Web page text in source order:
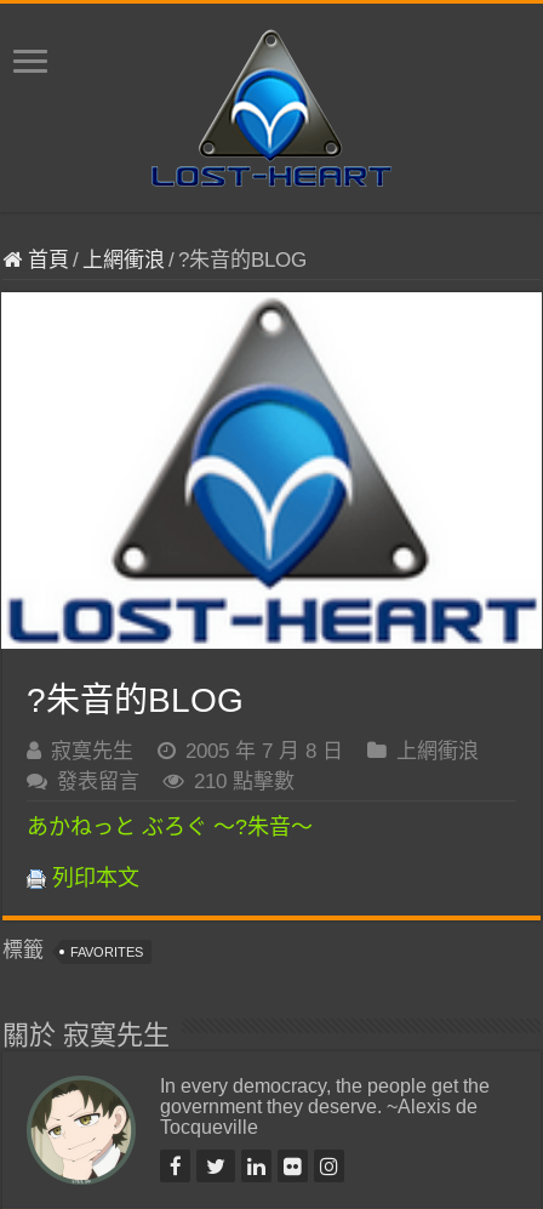
首頁 / 上網衝浪 / ?朱音的BLOG
?朱音的BLOG
寂寞先生 2005 年 7 月 8 日
上網衝浪
發表留言
210 點擊數
あかねっと ぶろぐ ～?朱音～
列印本文
標籤 FAVORITES
關於 寂寞先生
In every democracy, the people get the
government they deserve. ~Alexis de
Tocqueville